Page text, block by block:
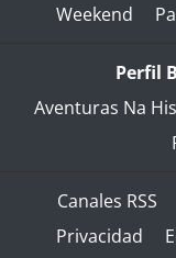
Weekend
Perfil
Aventuras Na
Canales RSS
Privacidad